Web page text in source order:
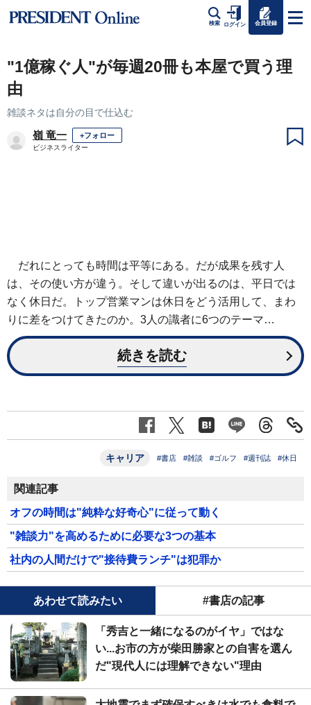
検索 ログイン 会員登録
"1億稼ぐ人"が毎週20冊も本屋で買う理
由
雑談ネタは自分の目で仕込む
嶺 竜一 +フォロー
ビジネスライター
だれにとっても時間は平等にある。だが成果を残す人
は、その使い方が違う。そして違いが出るのは、平日では
なく休日だ。トップ営業マンは休日をどう活用して、まわ
りに差をつけてきたのか。3人の識者に6つのテーマ…
続きを読む
キャリア #書店 #雑談 #ゴルフ #週刊誌 #休日
関連記事
オフの時間は"純粋な好奇心"に従って動く
"雑談力"を高めるために必要な3つの基本
社内の人間だけで"接待費ランチ"は犯罪か
あわせて読みたい #書店の記事
「秀吉と一緒になるのがイヤ」ではな
い...お市の方が柴田勝家との自害を選ん
だ"現代人には理解できない"理由